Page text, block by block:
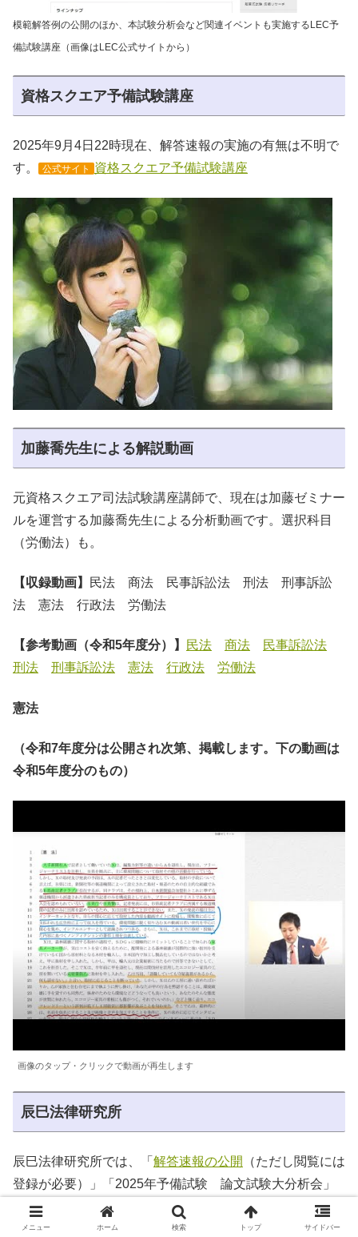
模範解答例の公開のほか、本試験分析会など関連イベントも実施するLEC予
備試験講座（画像はLEC公式サイトから）
資格スクエア予備試験講座
2025年9月4日22時現在、解答速報の実施の有無は不明で
す。
公式サイト 資格スクエア予備試験講座
加藤喬先生による解説動画
元資格スクエア司法試験講座講師で、現在は加藤ゼミナー
ルを運営する加藤喬先生による分析動画です。選択科目
（労働法）も。
【収録動画】
民法 商法 民事訴訟法 刑法 刑事訴訟
法 憲法 行政法 労働法
【参考動画（令和5年度分）】 民法 商法
民事訴訟法
刑法
刑事訴訟法 憲法 行政法 労働法
憲法
（令和7年度分は公開され次第、掲載します。下の動画は
令和5年度分のもの）
画像のタップ・クリックで動画が再生します
辰巳法律研究所
辰巳法律研究所では、「 解答速報の公開
（ただし閲覧には
登録が必要）」「2025年予備試験 論文試験大分析会」
を実施します。
メニュー ホーム 検索 トップ サイドバー